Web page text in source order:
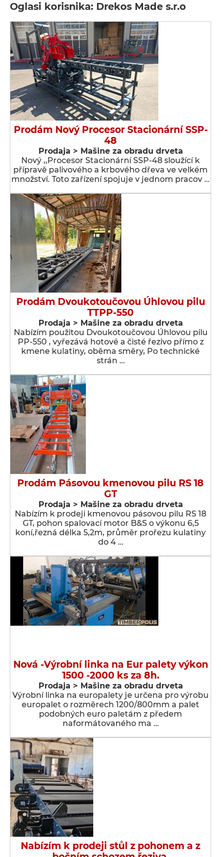
Oglasi korisnika: Drekos Made s.r.o
Prodám Nový Procesor Stacionární SSP-
48
Prodaja > Мašine za obradu drveta
Nový ,,Procesor Stacionární SSP-48 sloužící k
přípravě palivového a krbového dřeva ve velkém
množství. Toto zařízení spojuje v jednom pracov …
Prodám Dvoukotoučovou Úhlovou pilu
TTPP-550
Prodaja > Мašine za obradu drveta
Nabízím použitou Dvoukotoučovou Úhlovou pilu
PP-550 , vyřezává hotové a čisté řezivo přímo z
kmene kulatiny, oběma směry, Po technické
strán …
Prodám Pásovou kmenovou pilu RS 18
GT
Prodaja > Мašine za obradu drveta
Nabízím k prodeji kmenovou pásovou pilu RS 18
GT, pohon spalovací motor B&S o výkonu 6,5
koní,řezná délka 5,2m, průměr prořezu kulatiny
do 4 …
Nová -Výrobní linka na Eur palety výkon
1500 -2000 ks za 8h.
Prodaja > Мašine za obradu drveta
Výrobní linka na europalety je určena pro výrobu
europalet o rozměrech 1200/800mm a palet
podobných euro paletám z předem
naformátovaného ma …
Nabízím k prodeji stůl z pohonem a z